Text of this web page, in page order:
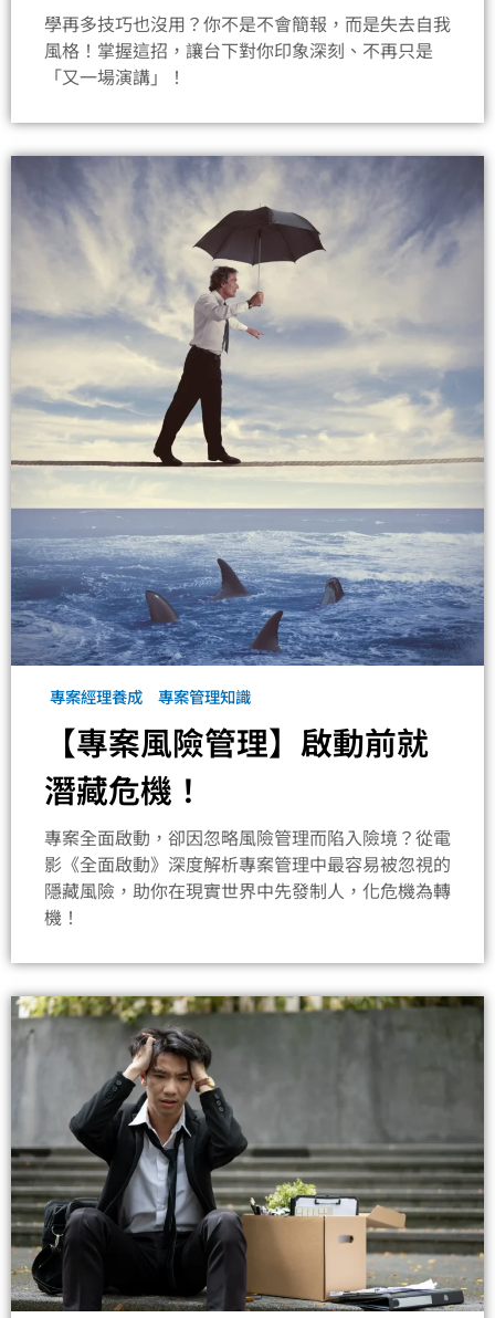
學再多技巧也沒用？你不是不會簡報，而是失去自我
風格！掌握這招，讓台下對你印象深刻、不再只是
「又一場演講」！
專案經理養成 專案管理知識
【專案風險管理】啟動前就
潛藏危機！
專案全面啟動，卻因忽略風險管理而陷入險境？從電
影《全面啟動》深度解析專案管理中最容易被忽視的
隱藏風險，助你在現實世界中先發制人，化危機為轉
機！